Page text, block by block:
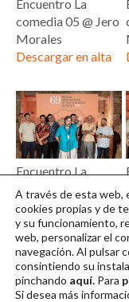
Encuentro La
comedia 05 @ Jero
Morales
Descargar en alta
Encuentro La
comedia 08 @ Jero
Morales
Descargar en alta
A través de esta web,
cookies propias y de
y su funcionamiento,
web, personalizar el
navegación. Al pulsar
consintiendo su
pinchando aquí. Para
Si desea más